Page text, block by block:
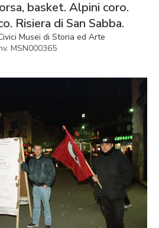
basket. Alpini coro.
Risiera di San Sabba.
Musei di Storia ed Arte
MSN000365